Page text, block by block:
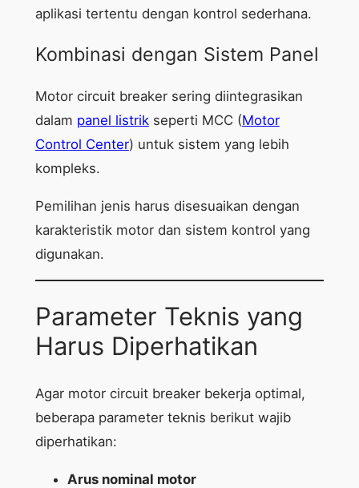
aplikasi tertentu dengan kontrol sederhana.
Kombinasi dengan Sistem Panel
Motor circuit breaker sering diintegrasikan
dalam panel listrikseperti MCC (Motor
Control Center) untuk sistem yang lebih
kompleks.
Pemilihan jenis harus disesuaikan dengan
karakteristik motor dan sistem kontrol yang
digunakan.
Parameter Teknis yang
Harus Diperhatikan
Agar motor circuit breaker bekerja optimal,
beberapa parameter teknis berikut wajib
diperhatikan:
Arus nominal motor